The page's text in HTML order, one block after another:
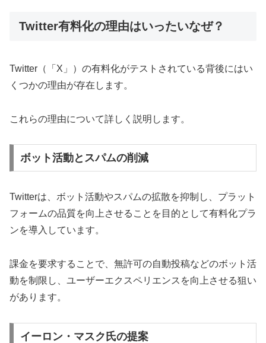
Twitter有料化の理由はいったいなぜ？
Twitter（「X」）の有料化がテストされている背後にはい
くつかの理由が存在します。
これらの理由について詳しく説明します。
ボット活動とスパムの削減
Twitterは、ボット活動やスパムの拡散を抑制し、プラット
フォームの品質を向上させることを目的として有料化プラ
ンを導入しています。
課金を要求することで、無許可の自動投稿などのボット活
動を制限し、ユーザーエクスペリエンスを向上させる狙い
があります。
イーロン・マスク氏の提案